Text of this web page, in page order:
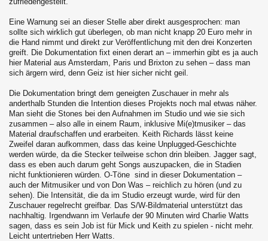
Eine Warnung sei an dieser Stelle aber direkt ausgesprochen: man
sollte sich wirklich gut überlegen, ob man nicht knapp 20 Euro mehr in
die Hand nimmt und direkt zur Veröffentlichung mit den drei Konzerten
greift. Die Dokumentation fixt einen derart an – immerhin gibt es ja auch
hier Material aus Amsterdam, Paris und Brixton zu sehen – dass man
sich ärgern wird, denn Geiz ist hier sicher nicht geil.
Die Dokumentation bringt dem geneigten Zuschauer in mehr als
anderthalb Stunden die Intention dieses Projekts noch mal etwas näher.
Man sieht die Stones bei den Aufnahmen im Studio und wie sie sich
zusammen – also alle in einem Raum, inklusive Mi(e)tmusiker – das
Material draufschaffen und erarbeiten. Keith Richards lässt keine
Zweifel daran aufkommen, dass das keine Unplugged-Geschichte
werden würde, da die Stecker teilweise schon drin bleiben. Jagger sagt,
dass es eben auch darum geht Songs auszupacken, die in Stadien
nicht funktionieren würden. O-Töne sind in dieser Dokumentation –
auch der Mitmusiker und von Don Was – reichlich zu hören (und zu
sehen). Die Intensität, die da im Studio erzeugt wurde, wird für den
Zuschauer regelrecht greifbar. Das S/W-Bildmaterial unterstützt das
nachhaltig. Irgendwann im Verlaufe der 90 Minuten wird Charlie Watts
sagen, dass es sein Job ist für Mick und Keith zu spielen - nicht mehr.
Leicht untertrieben Herr Watts.